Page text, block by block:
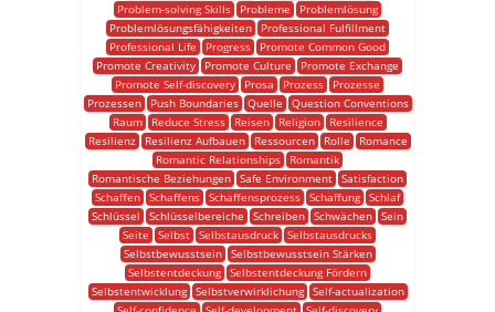
Problem-solving Skills
Probleme
Problemlösung
Problemlösungsfähigkeiten
Professional Fulfillment
Professional Life
Progress
Promote Common Good
Promote Creativity
Promote Culture
Promote Exchange
Promote Self-discovery
Prosa Prozess
Prozesse
Prozessen
Push Boundaries Quelle
Question Conventions
Raum
Reduce Stress Reisen Religion
Resilience
Resilienz
Resilienz Aufbauen Ressourcen Rolle
Romance
Romantic Relationships
Romantik
Romantische Beziehungen Safe Environment Satisfaction
Schaffen Schaffens Schaffensprozess Schaffung Schlaf
Schlüssel
Schlüsselbereiche Schreiben Schwächen Sein
Seite
Selbst Selbstausdruck Selbstausdrucks
Selbstbewusstsein
Selbstbewusstsein Stärken
Selbstentdeckung Selbstentdeckung Fördern
Selbstentwicklung
Selbstverwirklichung
Self-actualization